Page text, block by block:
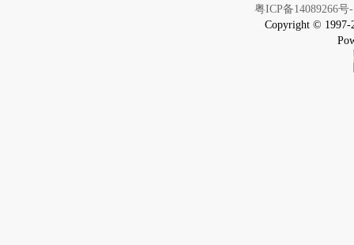
粤ICP备14089266号
Copyright © 1997-